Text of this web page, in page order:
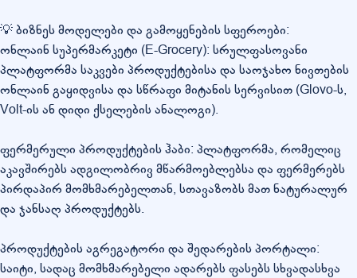
💡 ბიზნეს მოდელები და გამოყენების სფეროები:
ონლაინ სუპერმარკეტი (E-Grocery): სრულფასოვანი
პლატფორმა საკვები პროდუქტებისა და საოჯახო ნივთების
ონლაინ გაყიდვისა და სწრაფი მიტანის სერვისით (Glovo-ს,
Volt-ის ან დიდი ქსელების ანალოგი).
ფერმერული პროდუქტების ჰაბი: პლატფორმა, რომელიც
აკავშირებს ადგილობრივ მწარმოებლებსა და ფერმერებს
პირდაპირ მომხმარებელთან, სთავაზობს მათ ნატურალურ
და ჯანსაღ პროდუქტებს.
პროდუქტების აგრეგატორი და შედარების პორტალი:
საიტი, სადაც მომხმარებელი ადარებს ფასებს სხვადასხვა